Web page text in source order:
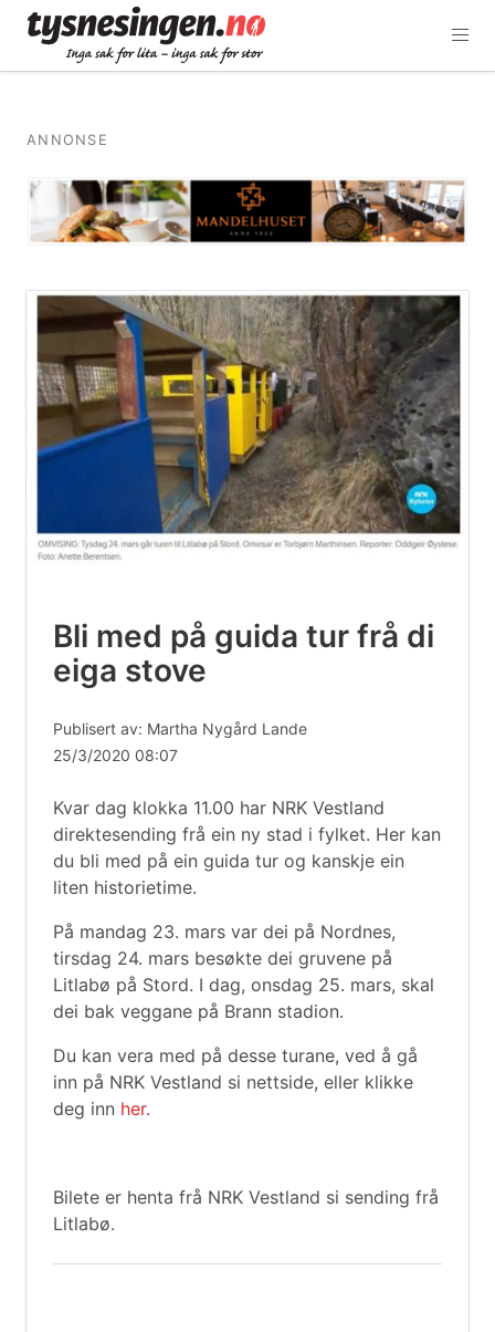
ANNONSE
Bli med på guida tur frå di
eiga stove
Publisert av: Martha Nygård Lande
25/3/2020 08:07
Kvar dag klokka 11.00 har NRK Vestland
direktesending frå ein ny stad i fylket. Her kan
du bli med på ein guida tur og kanskje ein
liten historietime.
På mandag 23. mars var dei på Nordnes,
tirsdag 24. mars besøkte dei gruvene på
Litlabø på Stord. I dag, onsdag 25. mars, skal
dei bak veggane på Brann stadion.
Du kan vera med på desse turane, ved å gå
inn på NRK Vestland si nettside, eller klikke
deg inn her.
Bilete er henta frå NRK Vestland si sending frå
Litlabø.